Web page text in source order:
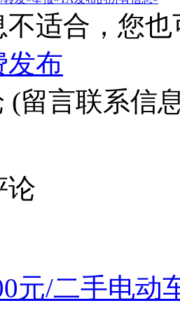
不适合，您
发布
(留言联系信
论
元/二手电动